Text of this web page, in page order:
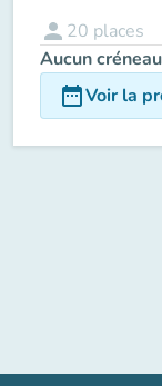
person 20 places
Aucun
date_rangeVoir la